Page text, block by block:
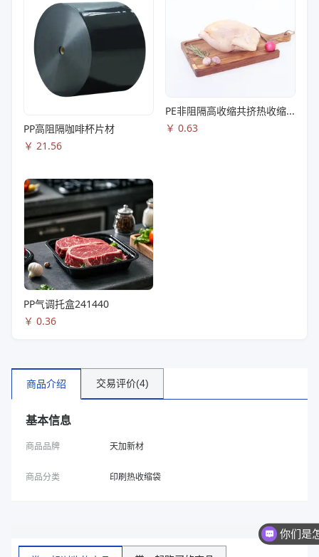
PP高阻隔咖啡杯片材
￥ 21.56
PE非阻隔高收缩共挤热收缩膜S83
￥ 0.63
PP气调托盒241440
￥ 0.36
商品介绍 交易评价(4)
基本信息
商品品牌 天加新材
商品分类 印刷热收缩袋
你们是